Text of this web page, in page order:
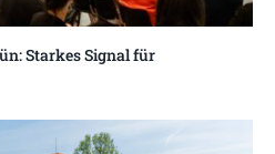
Starkes Signal für